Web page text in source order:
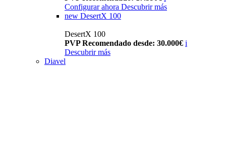
Configurar ahora Descubrir más
new DesertX 100
DesertX 100
PVP Recomendado desde: 30.000€ i
Descubrir más
Diavel